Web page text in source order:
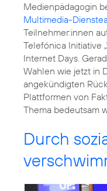
Medienpädagogin
Multimedia-
Teilnehmer:innen
Telefónica Initiative
Internet Days.
Wahlen wie jetzt in
angekündigten
Plattformen von
Thema bedeutsam
Durch